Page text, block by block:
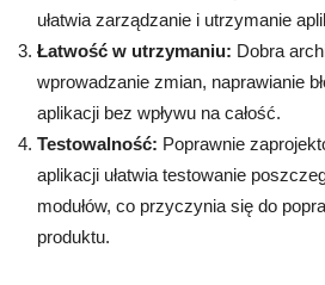
ułatwia zarządzanie i utrzymanie
Łatwość w utrzymaniu: Dobra
wprowadzanie zmian, naprawianie
aplikacji bez wpływu na całość.
Testowalność: Poprawnie
aplikacji ułatwia testowanie
modułów, co przyczynia się do
produktu.